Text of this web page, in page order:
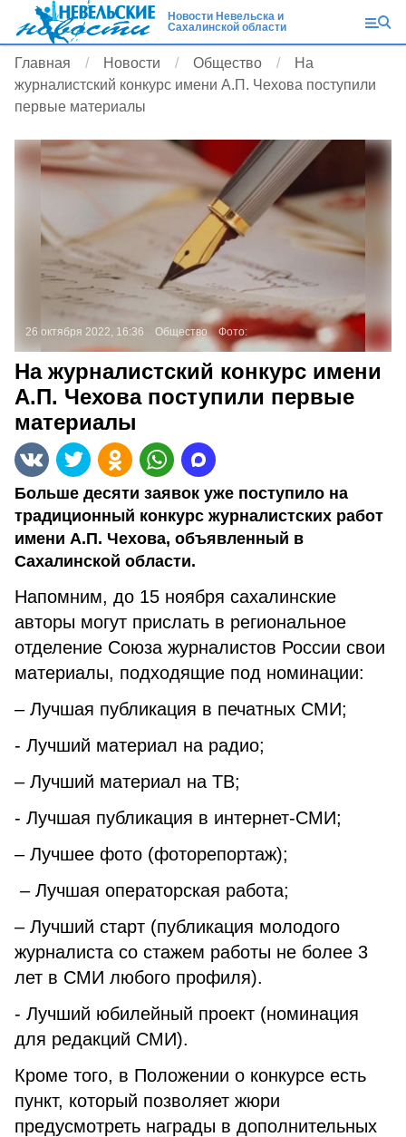
Новости Невельска и
Сахалинской области
Главная Новости Общество
На
журналистский конкурс имени А.П. Чехова поступили
первые материалы
26 октября 2022, 16:36 Общество Фото:
На журналистский конкурс имени
А.П. Чехова поступили первые
материалы
Больше десяти заявок уже поступило на
традиционный конкурс журналистских работ
имени А.П. Чехова, объявленный в
Сахалинской области.
Напомним, до 15 ноября сахалинские
авторы могут прислать в региональное
отделение Союза журналистов России свои
материалы, подходящие под номинации:
– Лучшая публикация в печатных СМИ;
- Лучший материал на радио;
– Лучший материал на ТВ;
- Лучшая публикация в интернет-СМИ;
– Лучшее фото (фоторепортаж);
– Лучшая операторская работа;
– Лучший старт (публикация молодого
журналиста со стажем работы не более 3
лет в СМИ любого профиля).
- Лучший юбилейный проект (номинация
для редакций СМИ).
Кроме того, в Положении о конкурсе есть
пункт, который позволяет жюри
предусмотреть награды в дополнительных